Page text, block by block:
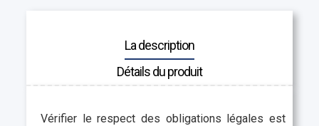
La description
Détails du produit
Vérifier le respect des obligations légales est